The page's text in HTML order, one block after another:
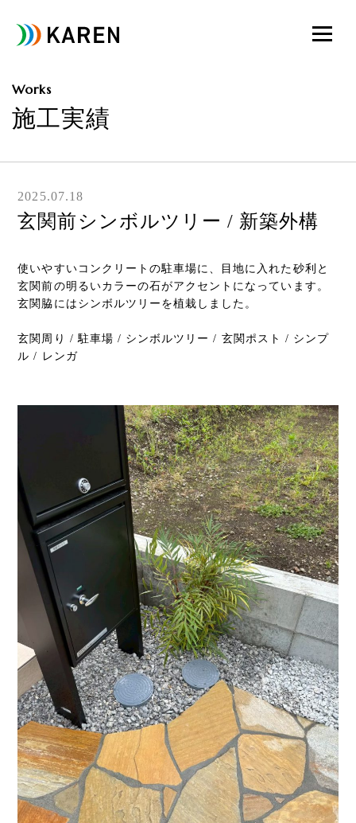
Works
施工実績
2025.07.18
玄関前シンボルツリー / 新築外構
使いやすいコンクリートの駐車場に、目地に入れた砂利と
玄関前の明るいカラーの石がアクセントになっています。
玄関脇にはシンボルツリーを植栽しました。
玄関周り / 駐車場 / シンボルツリー / 玄関ポスト / シンプ
ル / レンガ